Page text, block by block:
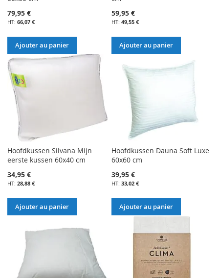
79,95 €
66,07 €
Ajouter au panier
59,95 €
49,55 €
Ajouter au panier
Hoofdkussen Silvana Mijn
eerste kussen 60x40 cm
34,95 €
28,88 €
Ajouter au panier
Hoofdkussen Dauna Soft Luxe
60x60 cm
39,95 €
33,02 €
Ajouter au panier